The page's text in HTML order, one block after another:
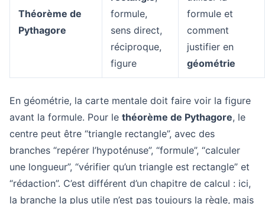
Théorème de
Pythagore
formule,
sens direct,
réciproque,
figure
formule et
comment
justifier en
géométrie
En géométrie, la carte mentale doit faire voir la figure
avant la formule. Pour le théorème de Pythagore, le
centre peut être “triangle rectangle”, avec des
branches “repérer l’hypoténuse”, “formule”, “calculer
une longueur”, “vérifier qu’un triangle est rectangle” et
“rédaction”. C’est différent d’un chapitre de calcul : ici,
la branche la plus utile n’est pas toujours la règle, mais